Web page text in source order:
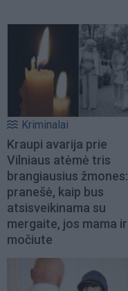
Kriminalai
Kraupi avarija prie
Vilniaus atėmė tris
brangiausius žmones:
pranešė, kaip bus
atsisveikinama su
mergaite, jos mama ir
močiute